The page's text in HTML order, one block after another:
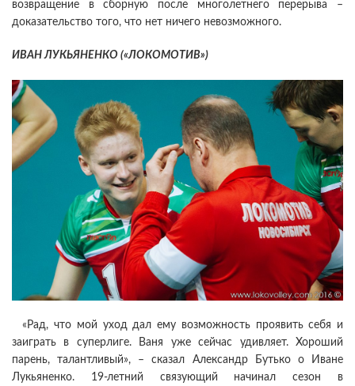
возвращение в сборную после многолетнего перерыва –
доказательство того, что нет ничего невозможного.
ИВАН ЛУКЬЯНЕНКО («ЛОКОМОТИВ»)
«Рад, что мой уход дал ему возможность проявить себя и
заиграть в суперлиге. Ваня уже сейчас удивляет. Хороший
парень, талантливый», – сказал Александр Бутько о Иване
Лукьяненко. 19-летний связующий начинал сезон в